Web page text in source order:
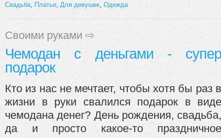
Свадьба, Платье, Для девушек, Одежда
Своими руками ⇨
Чемодан с деньгами - супер
подарок
Кто из нас не мечтает, чтобы хотя бы раз в
жизни в руки свалился подарок в виде
чемодана денег? День рождения, свадьба,
да и просто какое-то праздничное